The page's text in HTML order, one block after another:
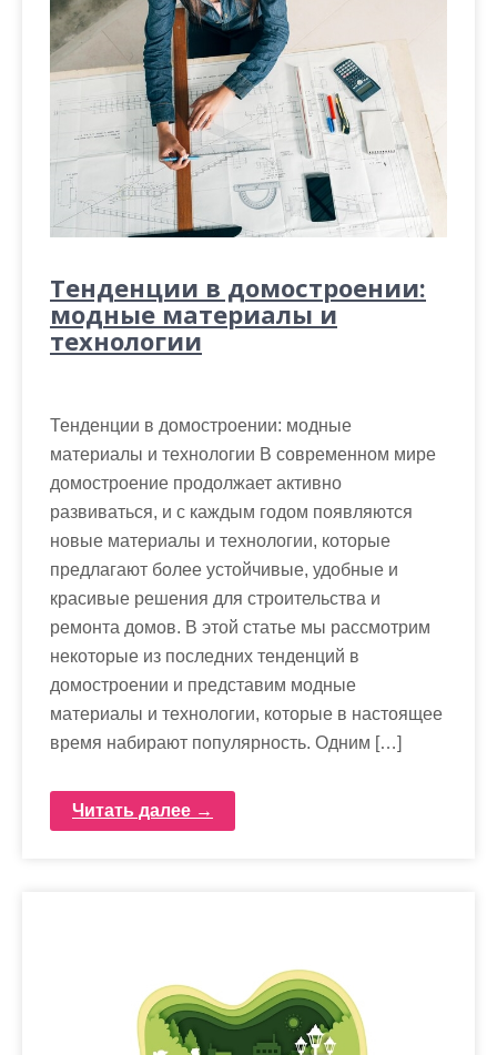
Тенденции в домостроении:
модные материалы и
технологии
Тенденции в домостроении: модные
материалы и технологии В современном мире
домостроение продолжает активно
развиваться, и с каждым годом появляются
новые материалы и технологии, которые
предлагают более устойчивые, удобные и
красивые решения для строительства и
ремонта домов. В этой статье мы рассмотрим
некоторые из последних тенденций в
домостроении и представим модные
материалы и технологии, которые в настоящее
время набирают популярность. Одним […]
Читать далее →